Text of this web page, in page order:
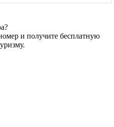
и получите бесплатную